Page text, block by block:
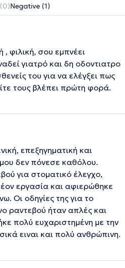
Negative (1)
φιλική, σου εμπνέει
γιατρό και δη οδοντιατρο
του για να ελέγξει πως
τους βλέπει πρώτη φορά.
επεξηγηματική και
δεν πόνεσε καθόλου.
για στοματικό έλεγχο,
εργασία και αφιερώθηκε
Οι οδηγίες της για το
ραντεβού ήταν απλές και
πολύ ευχαριστημένη με την
ειναι και πολύ ανθρώπινη.